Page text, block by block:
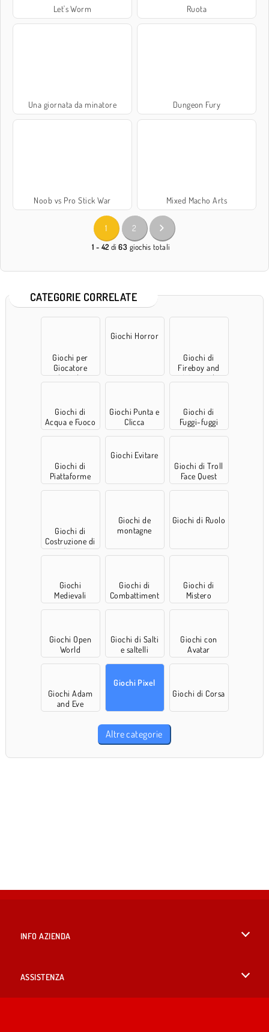
Let's Worm Ruota
Una giornata da minatore Dungeon Fury
Noob vs Pro Stick War Mixed Macho Arts
1 2
1 - 42 di63 giochis totali
CATEGORIE CORRELATE
Giochi per
Giocatore
Singolo
Giochi Horror
Giochi di
Fireboy and
Watergirl
Giochi di
Acqua e Fuoco
Giochi Punta e
Clicca
Giochi di
Fuggi-fuggi
Giochi di
Piattaforme
Giochi Evitare
Giochi di Troll
Face Quest
Giochi di
Costruzione di
Città
Giochi de
montagne
Giochi di Ruolo
Giochi
Medievali
Giochi di
Combattiment
o
Giochi di
Mistero
Giochi Open
World
Giochi di Salti
e saltelli
Giochi con
Avatar
Giochi Adam
and Eve
Giochi Pixel
Giochi di Corsa
Altre categorie
INFO AZIENDA
ASSISTENZA